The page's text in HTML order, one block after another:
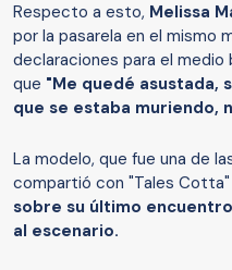
Respecto a esto, Melissa
por la pasarela en el mismo
declaraciones para el medio
que "Me quedé asustada,
que se estaba muriendo,
La modelo, que fue una de
compartió con "Tales
sobre su último
al escenario.